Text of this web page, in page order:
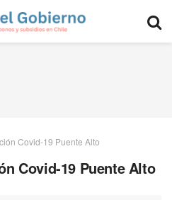
Covid-19 Puente Alto
Covid-19 Puente Alto